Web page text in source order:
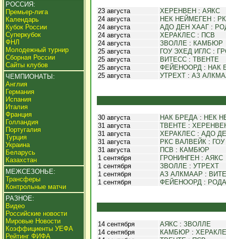
РОССИЯ:
Премьер-лига
Календарь
Кубок России
Суперкубок
ФНЛ
Молодежный турнир
Сборная России
Сайты клубов
ЧЕМПИОНАТЫ:
Англия
Германия
Испания
Италия
Франция
Голландия
Португалия
Турция
Украина
Беларусь
Казахстан
МЕЖСЕЗОНЬЕ:
Трансферы
Контрольные матчи
РАЗНОЕ:
Видео
Российские новости
Мировые Новости
Коэффициенты УЕФА
Рейтинг ФИФА
23 августа ХЕРЕНВЕН : АЯКС
24 августа
НЕК НЕЙМЕГЕН :
24 августа
АДО ДЕН ХААГ :
24 августа
ХЕРАКЛЕС : ПСВ
24 августа
ЗВОЛЛЕ : КАМБЮР
25 августа
ГОУ ЭХЕД ИГЛС :
25 августа
ВИТЕСС : ТВЕНТЕ
25 августа
ФЕЙЕНООРД : НАК
25 августа
УТРЕХТ : АЗ
30 августа НАК БРЕДА : НЕК
31 августа
ТВЕНТЕ :
31 августа
ХЕРАКЛЕС : АДО
31 августа
РКС ВАЛВЕЙК :
31 августа
ПСВ : КАМБЮР
1 сентября
ГРОНИНГЕН : АЯКС
1 сентября
ЗВОЛЛЕ : УТРЕХТ
1 сентября
АЗ АЛКМААР :
1 сентября
ФЕЙЕНООРД : РОДА
14 сентября АЯКС : ЗВОЛЛЕ
14 сентября
КАМБЮР :